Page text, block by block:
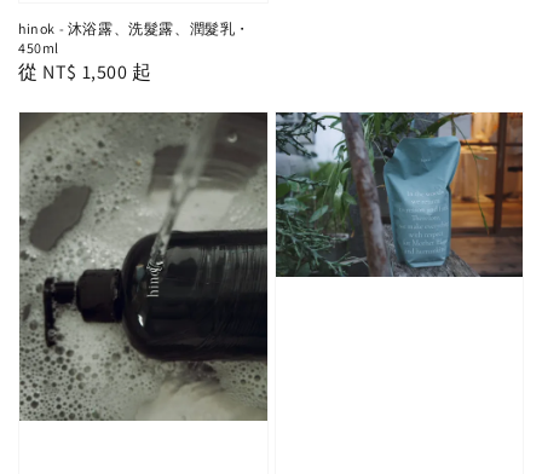
hinok - 沐浴露、洗髮露、潤髮乳・
450ml
Regular
從 NT$ 1,500 起